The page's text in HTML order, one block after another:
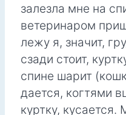
залезла мне на
ветеринаром
лежу я, значит,
сзади стоит,
спине шарит
дается, когтями
куртку,